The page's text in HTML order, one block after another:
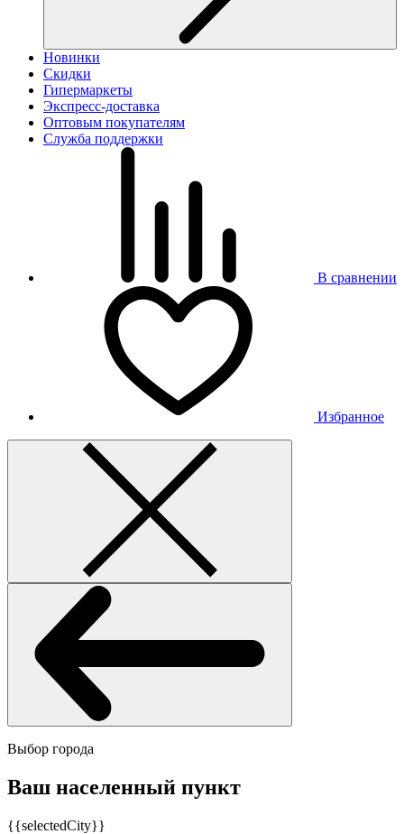
Новинки
Скидки
Гипермаркеты
Экспресс-доставка
Оптовым покупателям
Служба поддержки
В сравнении
Избранное
Выбор города
Ваш населенный пункт
{{selectedCity}}